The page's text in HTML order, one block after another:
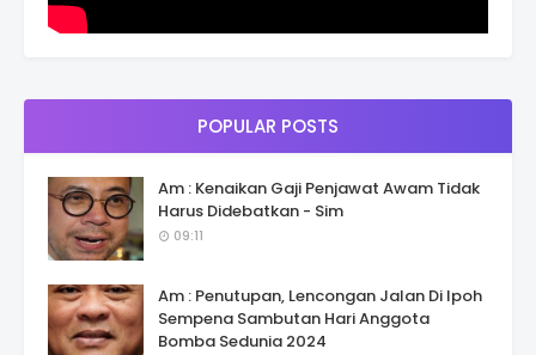
POPULAR POSTS
Am : Kenaikan Gaji Penjawat Awam Tidak
Harus Didebatkan - Sim
09:11
Am : Penutupan, Lencongan Jalan Di Ipoh
Sempena Sambutan Hari Anggota
Bomba Sedunia 2024